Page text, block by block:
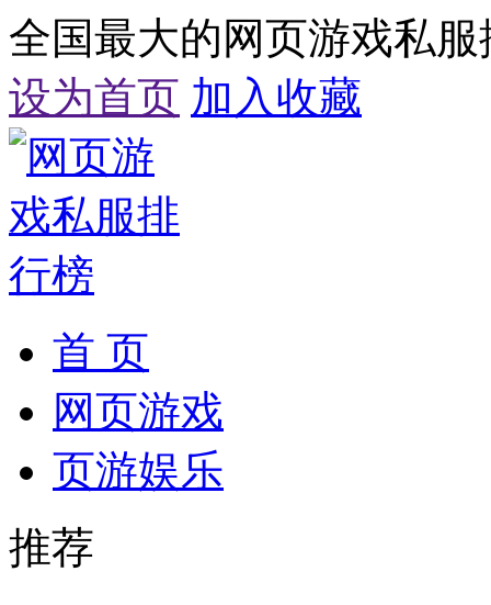
全国最大的网页游戏私
设为首页 加入收藏
首 页
网页游戏
页游娱乐
推荐